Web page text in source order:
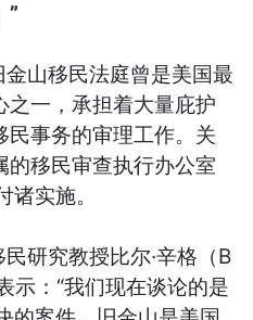
”
山移民法庭曾是美国最
之一，承担着大量庇护
民事务的审理工作。关
的移民审查执行办公室
诸实施。
研究教授比尔·辛格（B
示：“我们现在谈论的是